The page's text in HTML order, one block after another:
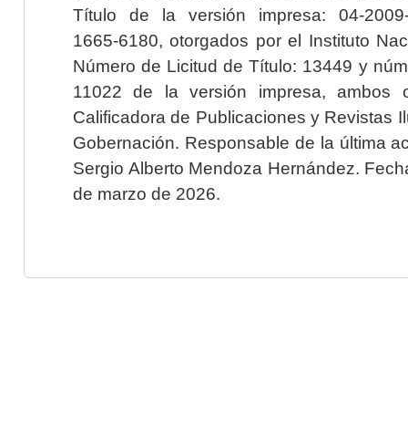
Título de la versión impresa: 04-2009-
1665-6180, otorgados por el Instituto
Número de Licitud de Título: 13449 y
11022 de la versión impresa, ambos
Calificadora de Publicaciones y Revistas
Gobernación. Responsable de la última
Sergio Alberto Mendoza Hernández.
de marzo de 2026.